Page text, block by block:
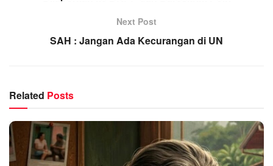
Next Post
SAH : Jangan Ada Kecurangan di UN
Related Posts